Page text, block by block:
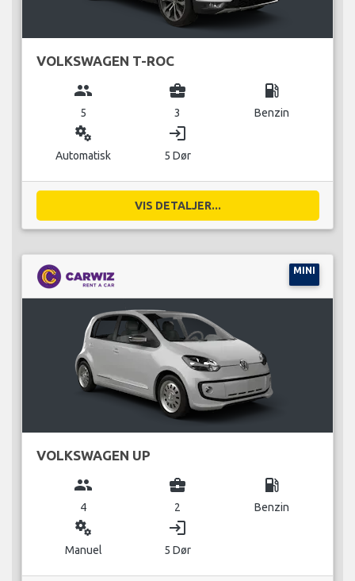
VOLKSWAGEN T-ROC
group
5
business_center
3
local_gas_station
Benzin
miscellaneous_services
Automatisk
login
5 Dør
VIS DETALJER...
MINI
VOLKSWAGEN UP
group
4
business_center
2
local_gas_station
Benzin
miscellaneous_services
Manuel
login
5 Dør